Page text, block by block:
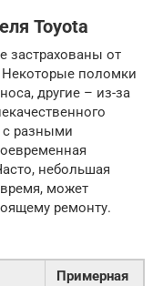
Toyota
застрахованы от
Некоторые поломки
другие – из-за
с разными
небольшая
может
ремонту.
Примерная